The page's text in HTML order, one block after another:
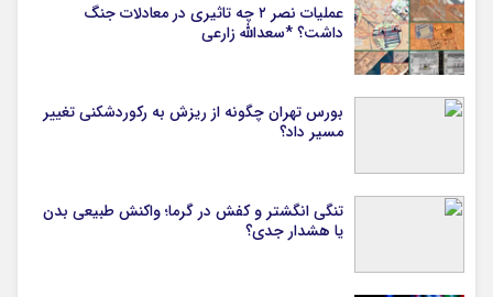
عملیات نصر ۲ چه تاثیری در معادلات جنگ
داشت؟ *سعدالله زارعی
بورس تهران چگونه از ریزش به رکوردشکنی تغییر
مسیر داد؟
تنگی انگشتر و کفش در گرما؛ واکنش طبیعی بدن
یا هشدار جدی؟